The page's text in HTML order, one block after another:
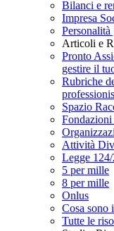
Bilanci e
Impresa
Articoli e
Pronto
gestire il
Rubriche
Spazio
Attività
Legge
5 per mille
8 per mille
Onlus
Cosa sono
Tutte le